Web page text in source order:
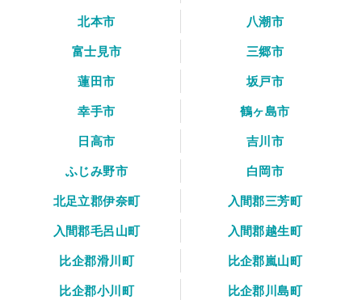
北本市
八潮市
富士見市
三郷市
蓮田市
坂戸市
幸手市
鶴ヶ島市
日高市
吉川市
ふじみ野市
白岡市
北足立郡伊奈町
入間郡三芳町
入間郡毛呂山町
入間郡越生町
比企郡滑川町
比企郡嵐山町
比企郡小川町
比企郡川島町